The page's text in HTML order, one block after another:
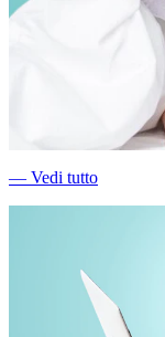
― Vedi tutto